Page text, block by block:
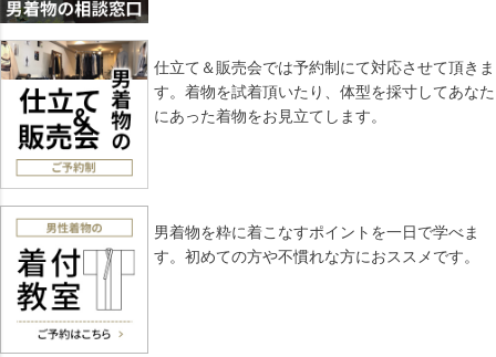
仕立て＆販売会では予約制にて対応させて頂きま
す。着物を試着頂いたり、体型を採寸してあなた
にあった着物をお見立てします。
男着物を粋に着こなすポイントを一日で学べま
す。初めての方や不慣れな方におススメです。